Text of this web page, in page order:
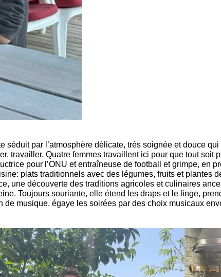
séduit par l’atmosphère délicate, très soignée et douce
travailler. Quatre femmes travaillent ici pour que tout soit
pour l’ONU et entraîneuse de football et grimpe, en
plats traditionnels avec des légumes, fruits et plantes
une découverte des traditions agricoles et culinaires
Toujours souriante, elle étend les draps et le linge,
musique, égaye les soirées par des choix musicaux